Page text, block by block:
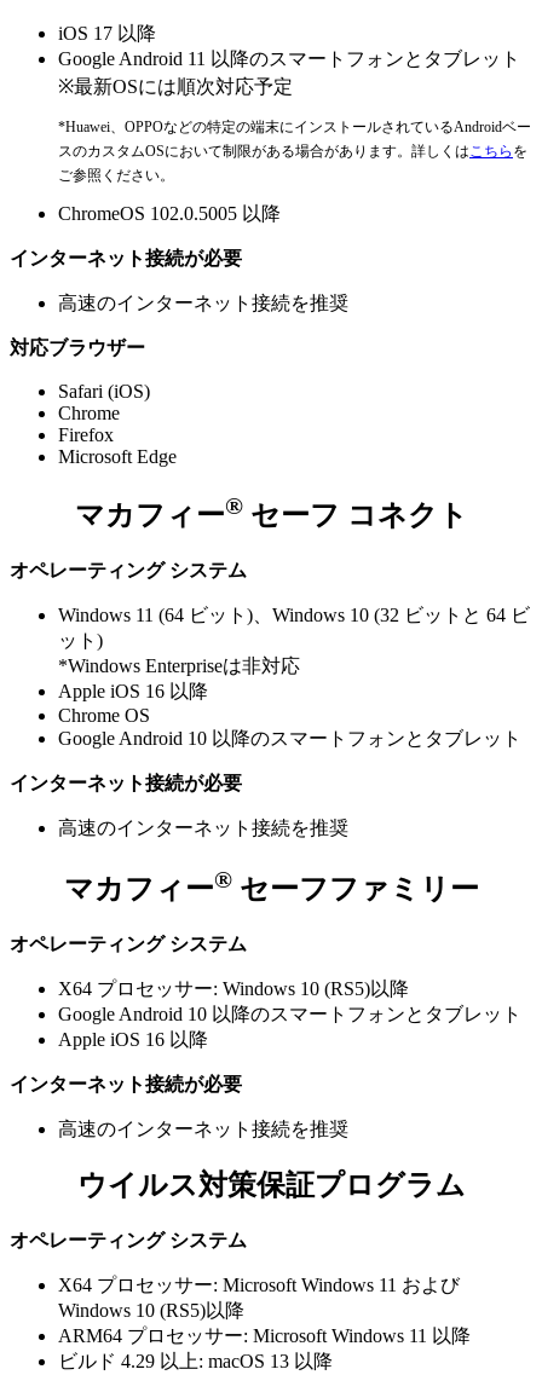
iOS 17 以降
Google Android 11 以降のスマートフォンとタブレット
※最新OSには順次対応予定
*Huawei、OPPOなどの特定の端末にインストールされているAndroidベー
スのカスタムOSにおいて制限がある場合があります。詳しくはこちら を
ご参照ください。
ChromeOS 102.0.5005 以降
インターネット接続が必要
高速のインターネット接続を推奨
対応ブラウザー
Safari (iOS)
Chrome
Firefox
Microsoft Edge
マカフィー®セーフ コネクト
オペレーティング システム
Windows 11 (64 ビット)、Windows 10 (32 ビットと 64 ビ
ット)
*Windows Enterpriseは非対応
Apple iOS 16 以降
Chrome OS
Google Android 10 以降のスマートフォンとタブレット
インターネット接続が必要
高速のインターネット接続を推奨
マカフィー®セーフファミリー
オペレーティング システム
X64 プロセッサー: Windows 10 (RS5)以降
Google Android 10 以降のスマートフォンとタブレット
Apple iOS 16 以降
インターネット接続が必要
高速のインターネット接続を推奨
ウイルス対策保証プログラム
オペレーティング システム
X64 プロセッサー: Microsoft Windows 11 および
Windows 10 (RS5)以降
ARM64 プロセッサー: Microsoft Windows 11 以降
ビルド 4.29 以上: macOS 13 以降